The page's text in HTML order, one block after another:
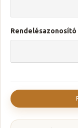
Rendelésazonosító